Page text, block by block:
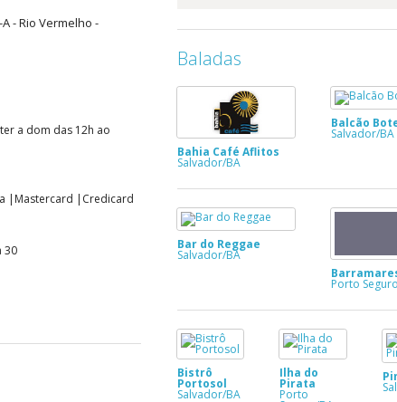
- Rio Vermelho -
a dom das 12h ao
|Mastercard |Credicard
30
Baladas
Bahia Café Aflitos
Salvador/BA
Balcão
Salvador/BA
Bar do Reggae
Salvador/BA
Porto
Bistrô
Portosol
Salvador/BA
Ilha do
Pirata
Porto